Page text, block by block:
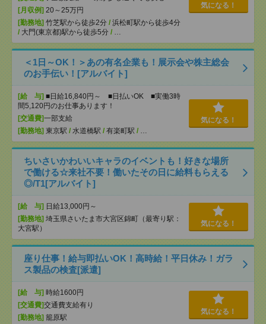
[月収例] 20～25万円
[勤務地] 竹芝駅から徒歩2分 / 浜松町駅から徒歩4分
/ 大門(東京都)駅から徒歩5分 / …
気になる！
＜1日～OK！＞あの有名企業も！展示会や株主総会
のお手伝い！[アルバイト]
[給 与] ■日給16,840円～ ■日払いOK ■実働3時
間5,120円のお仕事あります！
[交通費]一部支給
[勤務地] 東京駅 / 水道橋駅 / 有楽町駅 / …
気になる！
ちいさいかわいいキャラのイベントも！好きな場所
で働ける☆来社不要！働いたその日に給料もらえる
◎/T1[アルバイト]
[給 与] 日給13,000円～
[勤務地] 埼玉県さいたま市大宮区錦町（最寄り駅：
大宮駅）
気になる！
座り仕事！給与即払いOK！高時給！平日休み！ガラ
ス製品の検査[派遣]
[給 与] 時給1600円
[交通費]交通費支給有り
[勤務地] 籠原駅
気になる！